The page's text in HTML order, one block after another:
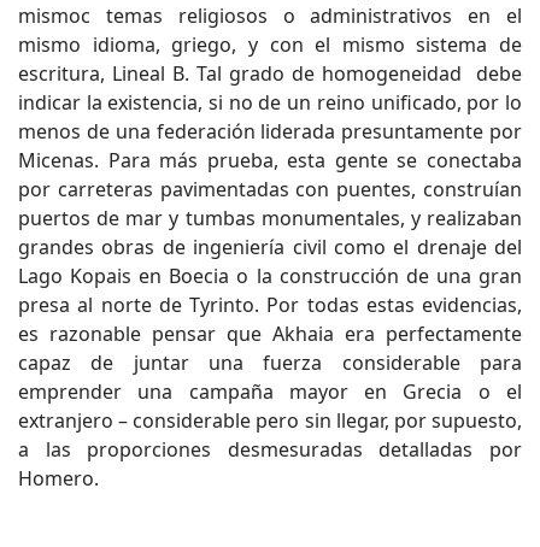
mismoc temas religiosos o administrativos en el
mismo idioma, griego, y con el mismo sistema de
escritura, Lineal B. Tal grado de homogeneidad debe
indicar la existencia, si no de un reino unificado, por lo
menos de una federación liderada presuntamente por
Micenas. Para más prueba, esta gente se conectaba
por carreteras pavimentadas con puentes, construían
puertos de mar y tumbas monumentales, y realizaban
grandes obras de ingeniería civil como el drenaje del
Lago Kopais en Boecia o la construcción de una gran
presa al norte de Tyrinto. Por todas estas evidencias,
es razonable pensar que Akhaia era perfectamente
capaz de juntar una fuerza considerable para
emprender una campaña mayor en Grecia o el
extranjero – considerable pero sin llegar, por supuesto,
a las proporciones desmesuradas detalladas por
Homero.